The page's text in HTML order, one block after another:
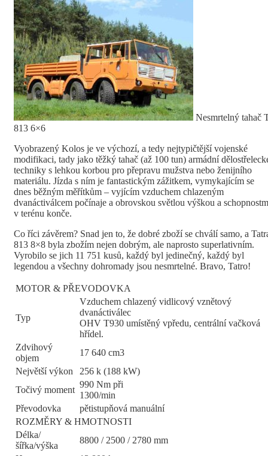
Nesmrtelný tahač
813 6×6
Vyobrazený Kolos je ve výchozí, a tedy nejtypičtější vojenské
modifikaci, tady jako těžký tahač (až 100 tun) armádní
techniky s lehkou korbou pro přepravu mužstva nebo ženijního
materiálu. Jízda s ním je fantastickým zážitkem, vymykajícím se
dnes běžným měřítkům – vyjícím vzduchem chlazeným
dvanáctiválcem počínaje a obrovskou světlou výškou a
v terénu konče.
Co říci závěrem? Snad jen to, že dobré zboží se chválí samo, a
813 8×8 byla zbožím nejen dobrým, ale naprosto superlativním.
Vyrobilo se jich 11 751 kusů, každý byl jedinečný, každý byl
legendou a všechny dohromady jsou nesmrtelné. Bravo, Tatro!
MOTOR & PŘEVODOVKA
Typ
Vzduchem chlazený vidlicový vznětový
dvanáctiválec
OHV T930 umístěný vpředu, centrální vačková
hřídel.
Zdvihový
objem
17 640 cm3
Největší výkon
256 k (188 kW)
Točivý moment
990 Nm při
1300/min
Převodovka
pětistupňová manuální
ROZMĚRY & HMOTNOSTI
Délka/
šířka/výška
8800 / 2500 / 2780 mm